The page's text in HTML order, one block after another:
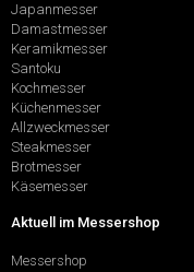
Japanmesser
Damastmesser
Keramikmesser
Santoku
Kochmesser
Küchenmesser
Allzweckmesser
Steakmesser
Brotmesser
Käsemesser
Aktuell im Messershop
Messershop